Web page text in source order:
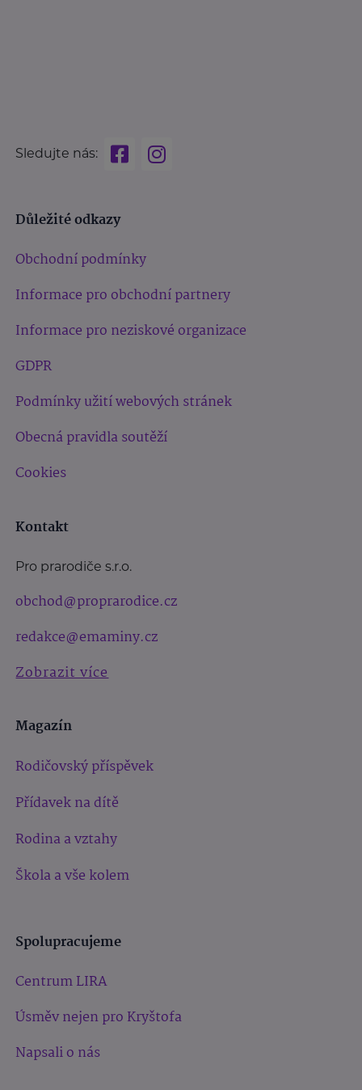
Sledujte nás:
Důležité odkazy
Obchodní podmínky
Informace pro obchodní partnery
Informace pro neziskové organizace
GDPR
Podmínky užití webových stránek
Obecná pravidla soutěží
Cookies
Kontakt
Pro prarodiče s.r.o.
obchod@proprarodice.cz
redakce@emaminy.cz
Zobrazit více
Magazín
Rodičovský příspěvek
Přídavek na dítě
Rodina a vztahy
Škola a vše kolem
Spolupracujeme
Centrum LIRA
Úsměv nejen pro Kryštofa
Napsali o nás